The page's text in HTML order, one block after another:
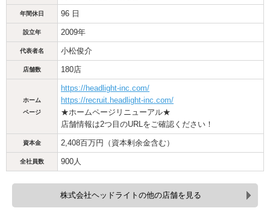
年間休日 96 日
設立年 2009年
代表者名 小松俊介
店舗数 180店
ホーム
ページ
https://headlight-inc.com/
https://recruit.headlight-inc.com/
★ホームページリニューアル★
店舗情報は2つ目のURLをご確認ください！
資本金 2,408百万円（資本剰余金含む）
全社員数 900人
株式会社ヘッドライトの他の店舗を見る